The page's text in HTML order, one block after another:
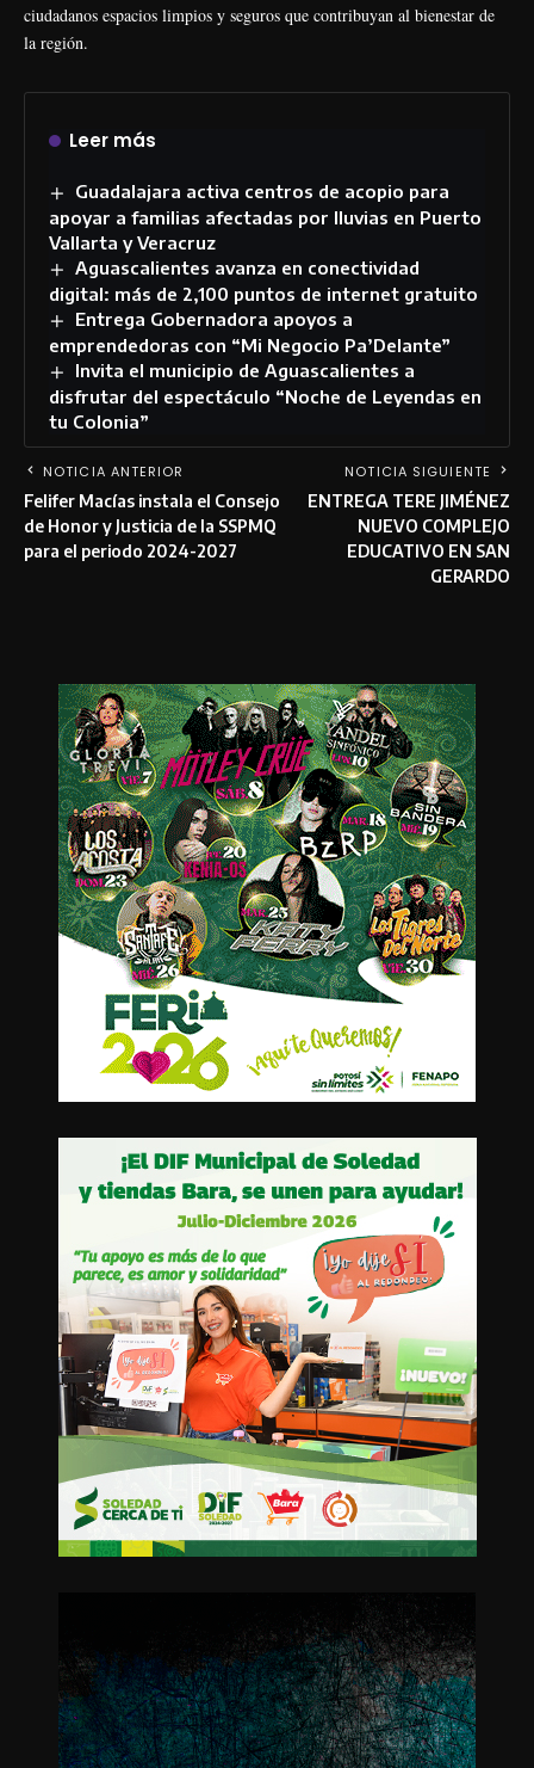
ciudadanos espacios limpios y seguros que contribuyan al bienestar de
la región.
Leer más
Guadalajara activa centros de acopio para
apoyar a familias afectadas por lluvias en Puerto
Vallarta y Veracruz
Aguascalientes avanza en conectividad
digital: más de 2,100 puntos de internet gratuito
Entrega Gobernadora apoyos a
emprendedoras con “Mi Negocio Pa’Delante”
Invita el municipio de Aguascalientes a
disfrutar del espectáculo “Noche de Leyendas en
tu Colonia”
NOTICIA ANTERIOR
Felifer Macías instala el Consejo
de Honor y Justicia de la SSPMQ
para el periodo 2024-2027
NOTICIA SIGUIENTE
ENTREGA TERE JIMÉNEZ
NUEVO COMPLEJO
EDUCATIVO EN SAN
GERARDO